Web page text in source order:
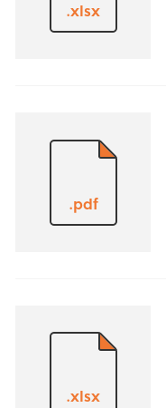
.xlsx
.pdf
.xlsx